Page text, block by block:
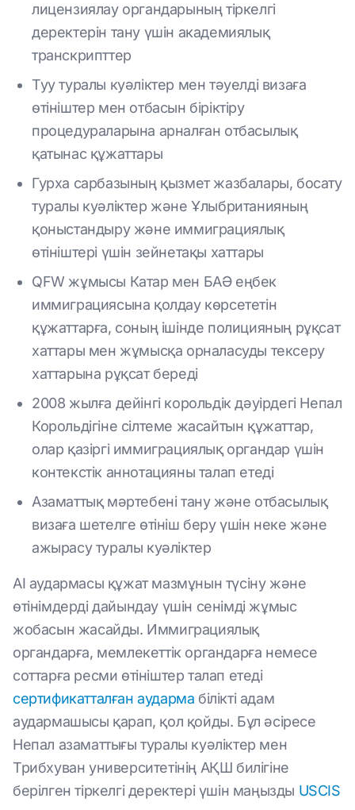
лицензиялау органдарының тіркелгі
деректерін тану үшін академиялық
транскрипттер
Туу туралы куәліктер мен тәуелді визаға
өтініштер мен отбасын біріктіру
процедураларына арналған отбасылық
қатынас құжаттары
Гурха сарбазының қызмет жазбалары, босату
туралы куәліктер және Ұлыбританияның
қоныстандыру және иммиграциялық
өтініштері үшін зейнетақы хаттары
QFW жұмысы Катар мен БАӘ еңбек
иммиграциясына қолдау көрсететін
құжаттарға, соның ішінде полицияның рұқсат
хаттары мен жұмысқа орналасуды тексеру
хаттарына рұқсат береді
2008 жылға дейінгі корольдік дәуірдегі Непал
Корольдігіне сілтеме жасайтын құжаттар,
олар қазіргі иммиграциялық органдар үшін
контекстік аннотацияны талап етеді
Азаматтық мәртебені тану және отбасылық
визаға шетелге өтініш беру үшін неке және
ажырасу туралы куәліктер
AI аудармасы құжат мазмұнын түсіну және
өтінімдерді дайындау үшін сенімді жұмыс
жобасын жасайды. Иммиграциялық
органдарға, мемлекеттік органдарға немесе
соттарға ресми өтініштер талап етеді
сертификатталған аударма білікті адам
аудармашысы қарап, қол қойды. Бұл әсіресе
Непал азаматтығы туралы куәліктер мен
Трибхуван университетінің АҚШ билігіне
берілген тіркелгі деректері үшін маңызды USCIS